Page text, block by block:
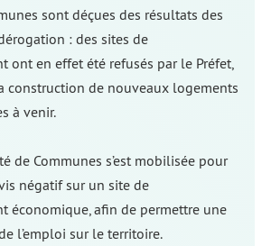
sont déçues des résultats des
: des sites de
ont en effet été refusés par le Préfet,
construction de nouveaux logements
à venir.
de Communes s’est mobilisée pour
négatif sur un site de
économique, afin de permettre une
l’emploi sur le territoire.